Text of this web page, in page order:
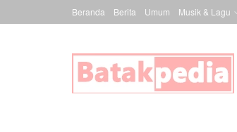
Beranda Berita Umum Musik & Lagu